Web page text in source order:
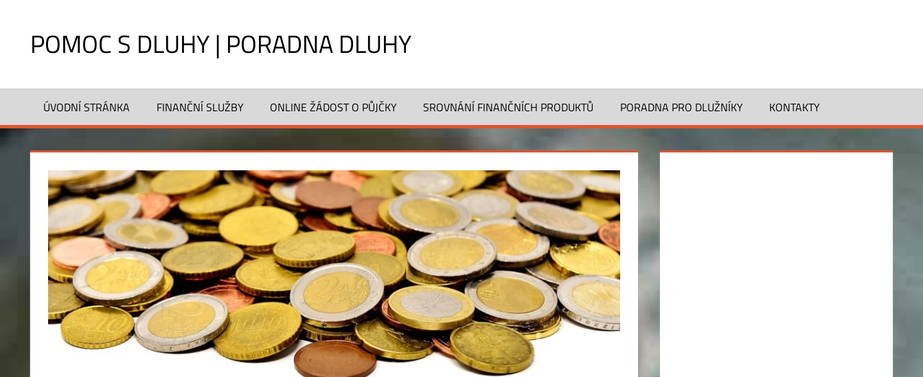
contentPOMOC S DLUHY | PORADNA DLUHY
vám
exekuce?
Rady
dlužníky,
aktuální
informace
2011.
může
zabavit
exekutor,
ÚVODNÍ STRÁNKA FINANČNÍ SLUŽBY ONLINE ŽÁDOST O PŮJČKY SROVNÁNÍ FINANČNÍCH PRODUKTŮ PORADNA PRO DLUŽNÍKY KONTAKTY